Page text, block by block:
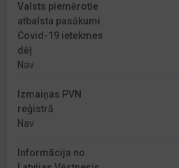
Valsts piemērotie
atbalsta pasākumi
Covid-19 ietekmes
dēļ
Nav
Izmaiņas PVN
reģistrā
Nav
Informācija no